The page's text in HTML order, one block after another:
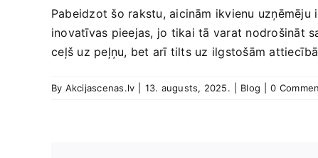
Pabeidzot šo rakstu,‌ aicinām ikvienu
inovatīvas ‌pieejas,⁢ jo tikai tā ​varat‌ nodrošināt
⁣ceļš uz peļņu, bet arī tilts uz ilgstošām
By Akcijascenas.lv 13. augusts, 2025. Blog 0